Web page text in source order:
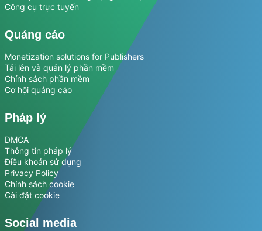
Công cụ trực tuyến
Quảng cáo
Monetization solutions for Publishers
Tải lên và quản lý phần mềm
Chính sách phần mềm
Cơ hội quảng cáo
Pháp lý
DMCA
Thông tin pháp lý
Điều khoản sử dụng
Privacy Policy
Chính sách cookie
Cài đặt cookie
Social media